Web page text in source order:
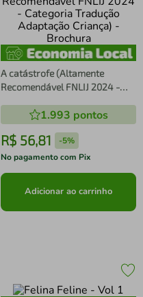
A catástrofe (Altamente
Recomendável FNLIJ 2024 -
Criança) - Brochura
1.993 pontos
R$ 56,81 -5%
No pagamento com Pix
Adicionar ao carrinho